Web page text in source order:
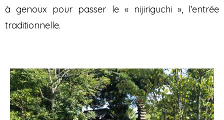
à genoux pour passer le « nijiriguchi », l’entrée
traditionnelle.